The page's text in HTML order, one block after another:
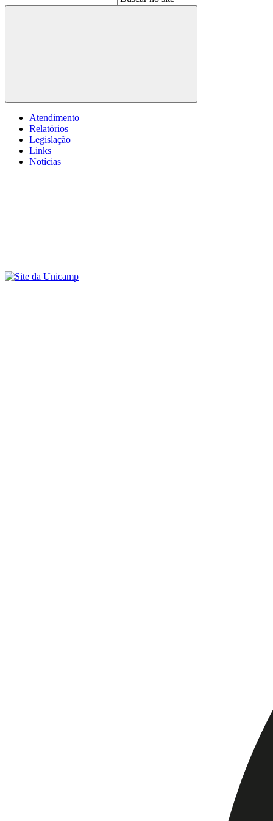
Buscar
Atendimento
Relatórios
Legislação
Links
Notícias